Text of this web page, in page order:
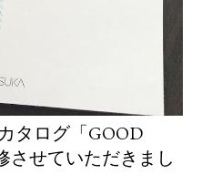
タログ「GOOD
させていただきまし